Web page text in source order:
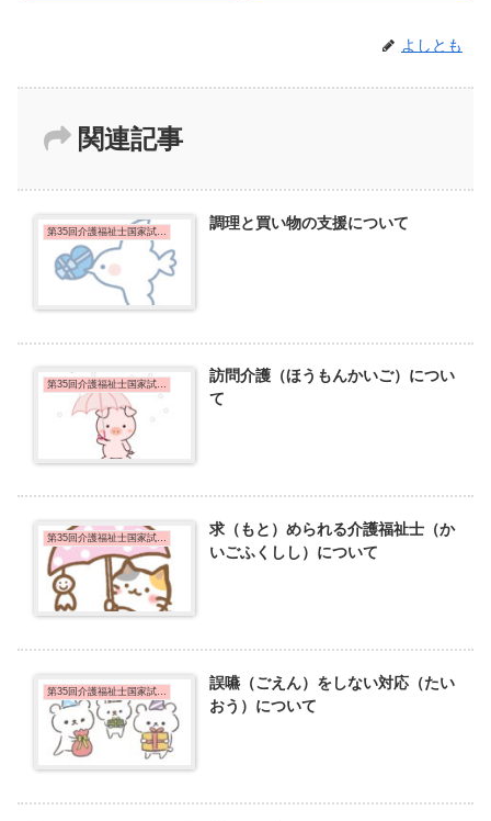
よしとも
関連記事
第35回介護福祉士国家試験問題 調理と買い物の支援について
第35回介護福祉士国家試験問題
訪問介護（ほうもんかいご）につい
て
第35回介護福祉士国家試験問題
求（もと）められる介護福祉士（か
いごふくしし）について
第35回介護福祉士国家試験問題
誤嚥（ごえん）をしない対応（たい
おう）について